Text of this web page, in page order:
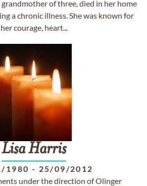
of three, died in her home
a chronic illness. She was known for
her courage, heart...
LisaHarris
1980 - 25/09/2012
under the direction of Olinger